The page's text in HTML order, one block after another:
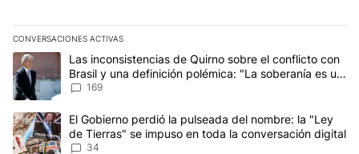
CONVERSACIONES ACTIVAS
Este listado muestra los artículos con más comentarios en los
Un artículo de tendencia con el título "Las inconsistencias de
Las inconsistencias de Quirno sobre el conflicto con
Brasil y una definición polémica: "La soberanía es un
concepto antiguo"
169
Un artículo de tendencia con el título "El Gobierno perdió la
El Gobierno perdió la pulseada del nombre: la "Ley
de Tierras" se impuso en toda la conversación digital
34